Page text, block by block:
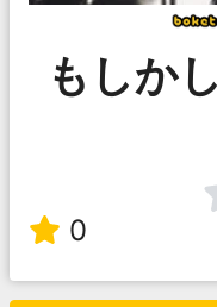
もしか
0